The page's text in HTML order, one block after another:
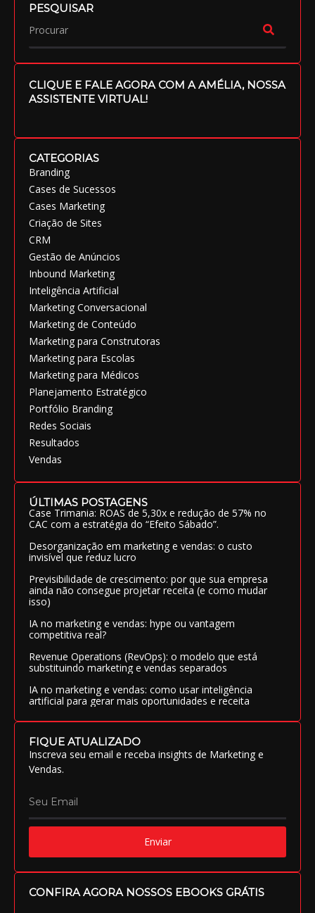
PESQUISAR
CLIQUE E FALE AGORA COM A AMÉLIA, NOSSA
ASSISTENTE VIRTUAL!
CATEGORIAS
Branding
Cases de Sucessos
Cases Marketing
Criação de Sites
CRM
Gestão de Anúncios
Inbound Marketing
Inteligência Artificial
Marketing Conversacional
Marketing de Conteúdo
Marketing para Construtoras
Marketing para Escolas
Marketing para Médicos
Planejamento Estratégico
Portfólio Branding
Redes Sociais
Resultados
Vendas
ÚLTIMAS POSTAGENS
Case Trimania: ROAS de 5,30x e redução de 57% no
CAC com a estratégia do “Efeito Sábado”.
Desorganização em marketing e vendas: o custo
invisível que reduz lucro
Previsibilidade de crescimento: por que sua empresa
ainda não consegue projetar receita (e como mudar
isso)
IA no marketing e vendas: hype ou vantagem
competitiva real?
Revenue Operations (RevOps): o modelo que está
substituindo marketing e vendas separados
IA no marketing e vendas: como usar inteligência
artificial para gerar mais oportunidades e receita
FIQUE ATUALIZADO
Inscreva seu email e receba insights de Marketing e
Vendas.
Enviar
CONFIRA AGORA NOSSOS EBOOKS GRÁTIS